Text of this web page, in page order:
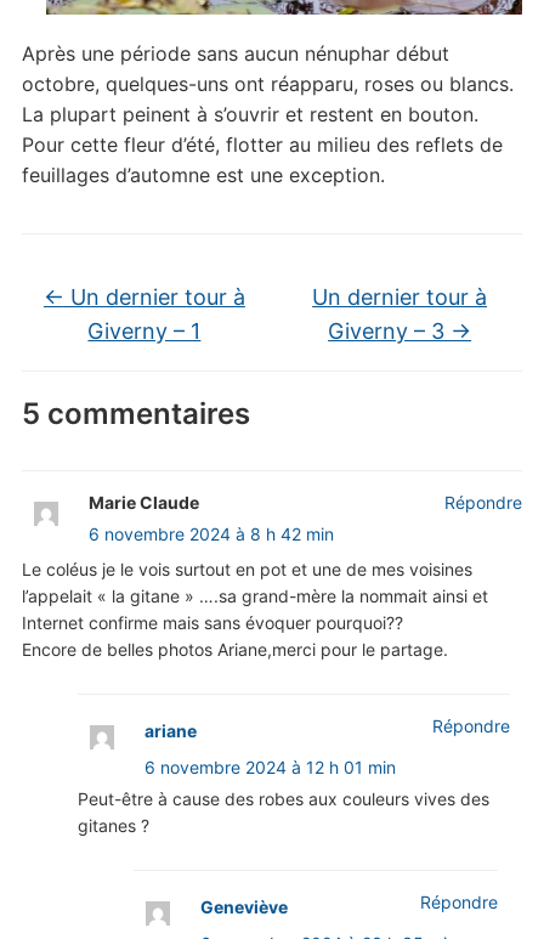
Après une période sans aucun nénuphar début
octobre, quelques-uns ont réapparu, roses ou blancs.
La plupart peinent à s’ouvrir et restent en bouton.
Pour cette fleur d’été, flotter au milieu des reflets de
feuillages d’automne est une exception.
← Un dernier tour à
Giverny – 1
Un dernier tour à
Giverny – 3 →
5 commentaires
Marie Claude
6 novembre 2024 à 8 h 42 min
Le coléus je le vois surtout en pot et une de mes voisines
l’appelait « la gitane » ….sa grand-mère la nommait ainsi et
Internet confirme mais sans évoquer pourquoi??
Encore de belles photos Ariane,merci pour le partage.
Répondre
ariane
6 novembre 2024 à 12 h 01 min
Peut-être à cause des robes aux couleurs vives des
gitanes ?
Répondre
Geneviève
Répondre